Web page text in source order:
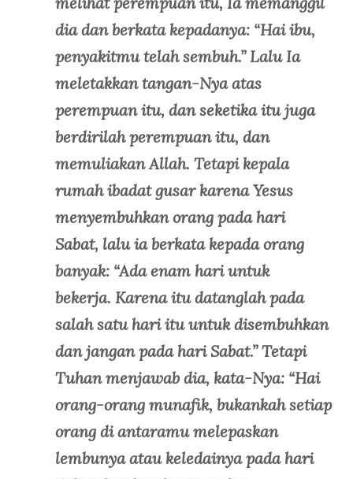
dia dan berkata kepadanya: “Hai ibu,
penyakitmu telah sembuh.” Lalu Ia
meletakkan tangan-Nya atas
perempuan itu, dan seketika itu juga
berdirilah perempuan itu, dan
memuliakan Allah. Tetapi kepala
rumah ibadat gusar karena Yesus
menyembuhkan orang pada hari
Sabat, lalu ia berkata kepada orang
banyak: “Ada enam hari untuk
bekerja. Karena itu datanglah pada
salah satu hari itu untuk disembuhkan
dan jangan pada hari Sabat.” Tetapi
Tuhan menjawab dia, kata-Nya: “Hai
orang-orang munafik, bukankah setiap
orang di antaramu melepaskan
lembunya atau keledainya pada hari